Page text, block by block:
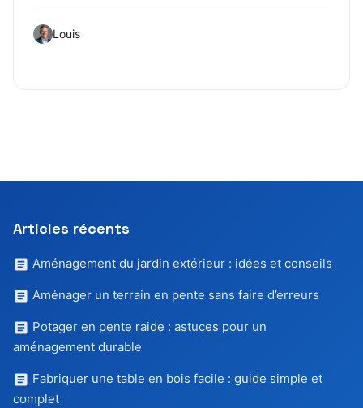
Louis
Articles récents
Aménagement du jardin extérieur : idées et conseils
Aménager un terrain en pente sans faire d’erreurs
Potager en pente raide : astuces pour un
aménagement durable
Fabriquer une table en bois facile : guide simple et
complet